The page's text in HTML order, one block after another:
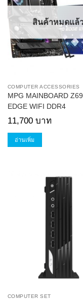
สินค้าหมดแล้
COMPUTER ACCESSORIES
MPG MAINBOARD
EDGE WIFI DDR4
11,700 บาท
อ่านเพิ่ม
COMPUTER SET